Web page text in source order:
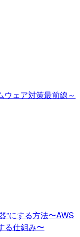
ウェア対策最前線～
”にする方法〜AWS
る仕組み〜